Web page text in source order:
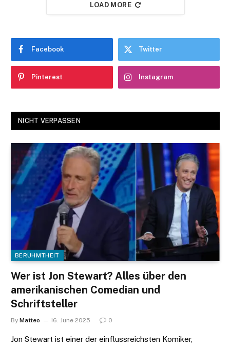
LOAD MORE
Facebook Twitter
Pinterest Instagram
NICHT VERPASSEN
BERÜHMTHEIT
Wer ist Jon Stewart? Alles über den
amerikanischen Comedian und
Schriftsteller
By Matteo 16. June 2025 0
Jon Stewart ist einer der einflussreichsten Komiker,